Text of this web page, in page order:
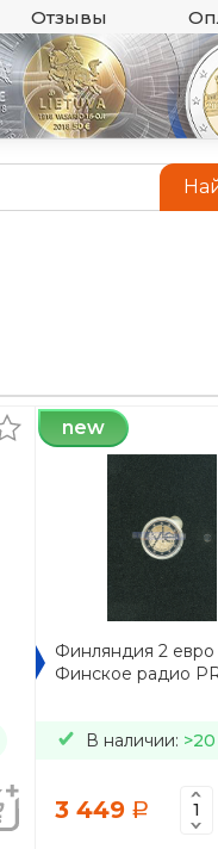
Отзывы
new
Финляндия 2 евро
Финское радио
В наличии:
3 449 a